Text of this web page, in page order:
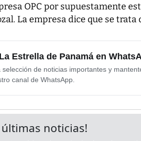
OPC por supuestamente
La empresa dice que se trata
Estrella de Panamá en
selección de noticias importantes y
canal de WhatsApp.